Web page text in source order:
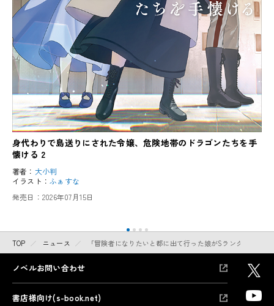
身代わりで島送りにされた令嬢、危険地帯のドラゴンたちを手
懐ける 2
著者： 大小判
イラスト：ふぁすな
発売日： 2026年07月15日
TOP ニュース 「冒険者になりたいと都に出て行った娘がSランクになっ
ノベルお問い合わせ
書店様向け(s-book.net)